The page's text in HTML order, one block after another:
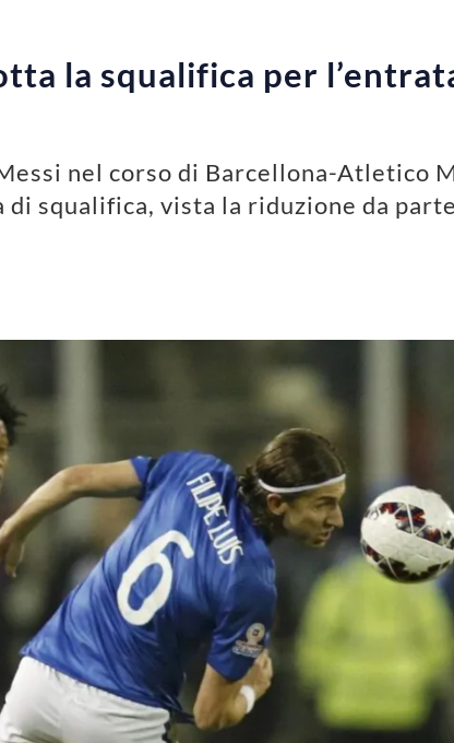
la squalifica per
nel corso di Barcellona-Atletico
di squalifica, vista la riduzione da